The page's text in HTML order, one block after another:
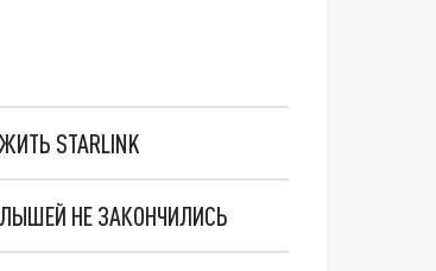
STARLINK
НЕ ЗАКОНЧИЛИСЬ